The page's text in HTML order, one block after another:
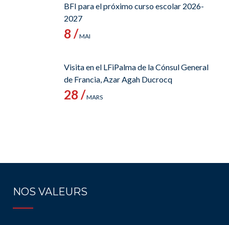
BFI para el próximo curso escolar 2026-
2027
8 /MAI
Visita en el LFiPalma de la Cónsul General
de Francia, Azar Agah Ducrocq
28 /MARS
NOS VALEURS